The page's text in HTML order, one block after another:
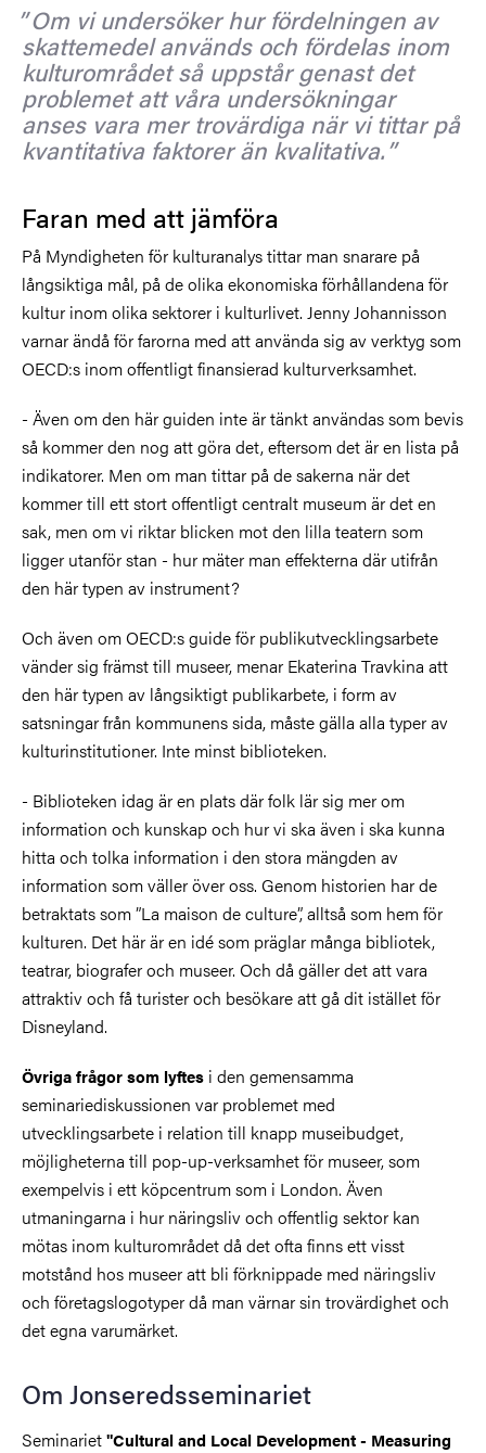
Om vi undersöker hur fördelningen av
skattemedel används och fördelas inom
kulturområdet så uppstår genast det
problemet att våra undersökningar
anses vara mer trovärdiga när vi tittar på
kvantitativa faktorer än kvalitativa.
Faran med att jämföra
På Myndigheten för kulturanalys tittar man snarare på
långsiktiga mål, på de olika ekonomiska förhållandena för
kultur inom olika sektorer i kulturlivet. Jenny Johannisson
varnar ändå för farorna med att använda sig av verktyg som
OECD:s inom offentligt finansierad kulturverksamhet.
- Även om den här guiden inte är tänkt användas som bevis
så kommer den nog att göra det, eftersom det är en lista på
indikatorer. Men om man tittar på de sakerna när det
kommer till ett stort offentligt centralt museum är det en
sak, men om vi riktar blicken mot den lilla teatern som
ligger utanför stan - hur mäter man effekterna där utifrån
den här typen av instrument?
Och även om OECD:s guide för publikutvecklingsarbete
vänder sig främst till museer, menar Ekaterina Travkina att
den här typen av långsiktigt publikarbete, i form av
satsningar från kommunens sida, måste gälla alla typer av
kulturinstitutioner. Inte minst biblioteken.
- Biblioteken idag är en plats där folk lär sig mer om
information och kunskap och hur vi ska även i ska kunna
hitta och tolka information i den stora mängden av
information som väller över oss. Genom historien har de
betraktats som ”La maison de culture”, alltså som hem för
kulturen. Det här är en idé som präglar många bibliotek,
teatrar, biografer och museer. Och då gäller det att vara
attraktiv och få turister och besökare att gå dit istället för
Disneyland.
Övriga frågor som lyftes i den gemensamma
seminariediskussionen var problemet med
utvecklingsarbete i relation till knapp museibudget,
möjligheterna till pop-up-verksamhet för museer, som
exempelvis i ett köpcentrum som i London. Även
utmaningarna i hur näringsliv och offentlig sektor kan
mötas inom kulturområdet då det ofta finns ett visst
motstånd hos museer att bli förknippade med näringsliv
och företagslogotyper då man värnar sin trovärdighet och
det egna varumärket.
Om Jonseredsseminariet
Seminariet"Cultural and Local Development - Measuring